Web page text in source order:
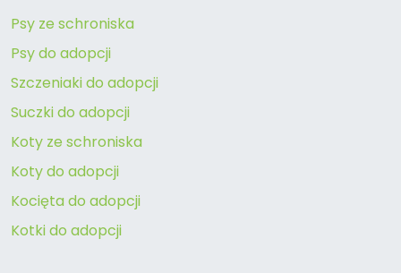
Psy ze schroniska
Psy do adopcji
Szczeniaki do adopcji
Suczki do adopcji
Koty ze schroniska
Koty do adopcji
Kocięta do adopcji
Kotki do adopcji